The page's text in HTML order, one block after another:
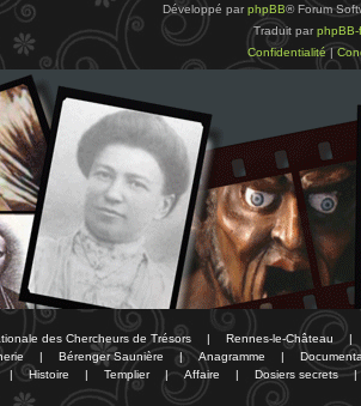
Développé par phpBB® Forum
Traduit par phpBB-
Confidentialité|
des Chercheurs de Trésors | Rennes-le-Château |
| Bérenger Saunière | Anagramme |
| Histoire | Templier | Affaire | Dosiers secrets |